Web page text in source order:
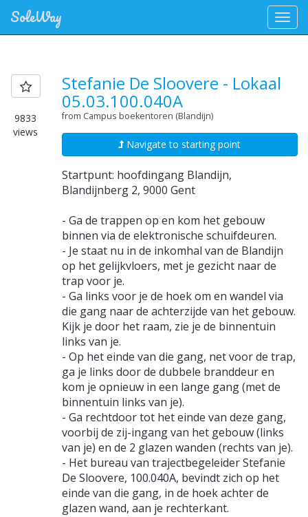
SoleWay
Navigate
from
Campus
boekentoren
(Blandijn)
Stefanie
Sloovere
Lokaal
05.03.100.040A
9833
views
Stefanie De Sloovere - Lokaal
05.03.100.040A
from Campus boekentoren (Blandijn)
Navigate to starting point
Startpunt: hoofdingang Blandijn,
Blandijnberg 2, 9000 Gent
- Ga de trappen op en kom het gebouw
binnen via de elektronische schuifdeuren.
- Je staat nu in de inkomhal van de Blandijn
op het gelijkvloers, met je gezicht naar de
trap voor je.
- Ga links voor je de hoek om en wandel via
die gang naar de achterzijde van het gebouw.
Kijk je door het raam, zie je de binnentuin
links van je.
- Op het einde van die gang, net voor de trap,
ga je links door de dubbele branddeur en
kom je opnieuw in een lange gang (met de
binnentuin links van je).
- Ga rechtdoor tot het einde van deze gang,
voorbij de zij-ingang van het gebouw (links
van je) en de 2 glazen wanden (rechts van je).
- Het bureau van trajectbegeleider Stefanie
De Sloovere, 100.040A, bevindt zich op het
einde van die gang, in de hoek achter de
glazen wand, aan je rechterkant.